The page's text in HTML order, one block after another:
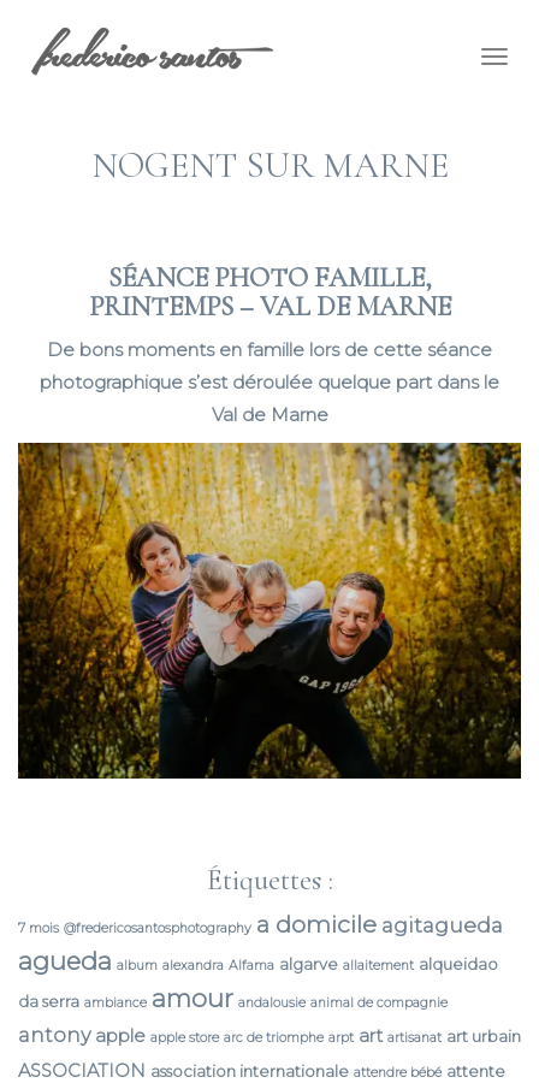
NOGENT SUR MARNE
SÉANCE PHOTO FAMILLE,
PRINTEMPS – VAL DE MARNE
De bons moments en famille lors de cette séance
photographique s’est déroulée quelque part dans le
Val de Marne
Étiquettes :
7 mois @fredericosantosphotography a domicile agitagueda
agueda album alexandra Alfama algarve allaitement alqueidao
da serra ambiance amour andalousie animal de compagnie
antony apple apple store arc de triomphe arpt art artisanat art urbain
ASSOCIATION association internationale attendre bébé attente